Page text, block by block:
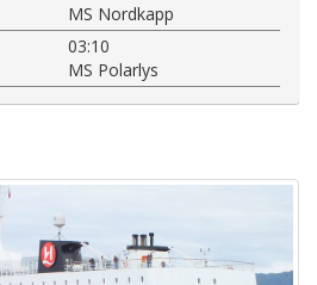
MS Nordkapp
03:10
MS Polarlys